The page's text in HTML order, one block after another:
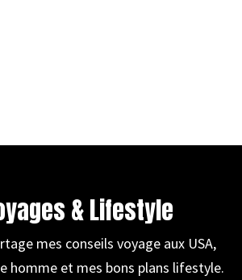
& Lifestyle
mes conseils voyage aux USA,
homme et mes bons plans lifestyle.